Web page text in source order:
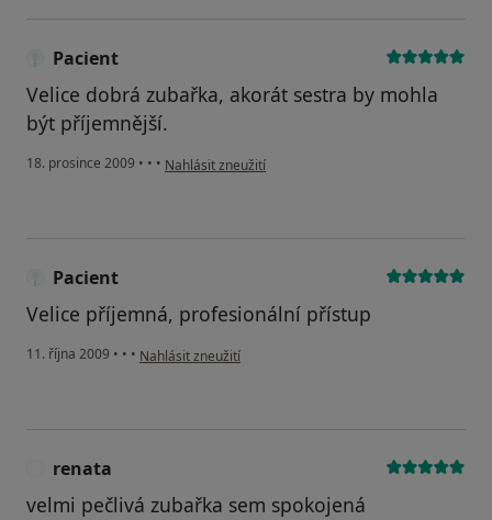
Pacient
Velice dobrá zubařka, akorát sestra by mohla
být příjemnější.
18. prosince 2009 • • • podle názoru uživatele Pacient
Nahlásit zneužití
Pacient
Velice příjemná, profesionální přístup
11. října 2009 • • • podle názoru uživatele Pacient
Nahlásit zneužití
renata
velmi pečlivá zubařka sem spokojená